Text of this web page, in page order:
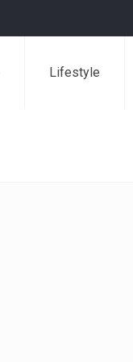
Lifestyle